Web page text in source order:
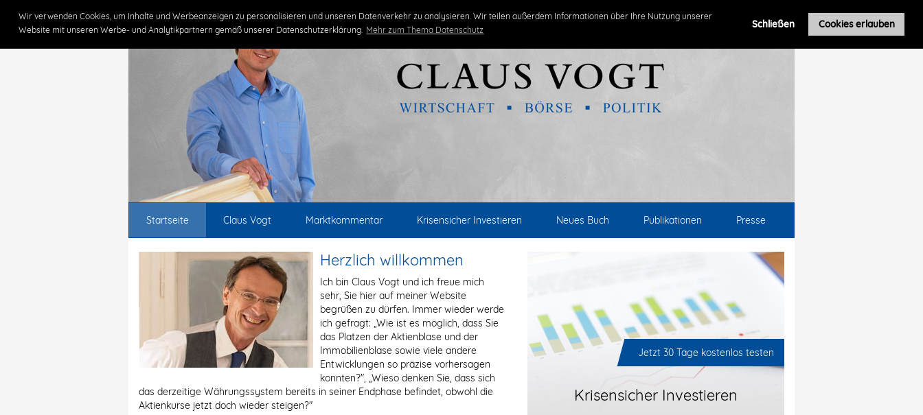
Wir verwenden Cookies, um Inhalte und Werbeanzeigen zu personalisieren und unseren Datenverkehr zu analysieren. Wir teilen außerdem Informationen über Ihre Nutzung unserer
Website mit unseren Werbe- und Analytikpartnern gemäß unserer Datenschutzerklärung. Mehr zum Thema Datenschutz
Schließen Cookies erlauben
Startseite Claus Vogt Marktkommentar Krisensicher Investieren Neues Buch Publikationen Presse
Herzlich willkommen
Ich bin Claus Vogt und ich freue mich
sehr, Sie hier auf meiner Website
begrüßen zu dürfen. Immer wieder werde
ich gefragt: „Wie ist es möglich, dass Sie
das Platzen der Aktienblase und der
Immobilienblase sowie viele andere
Entwicklungen so präzise vorhersagen
konnten?", „Wieso denken Sie, dass sich
das derzeitige Währungssystem bereits in seiner Endphase befindet, obwohl die
Aktienkurse jetzt doch wieder steigen?"
Jetzt 30 Tage kostenlos testen
Krisensicher Investieren